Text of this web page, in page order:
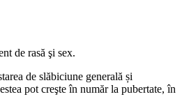
de rasă şi sex.
de slăbiciune generală și
pot creşte în număr la pubertate, în